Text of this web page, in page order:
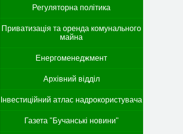
Регуляторна політика
Приватизація та оренда комунального
майна
Енергоменеджмент
Архівний відділ
Інвестиційний атлас надрокористувача
Газета "Бучанські новини"